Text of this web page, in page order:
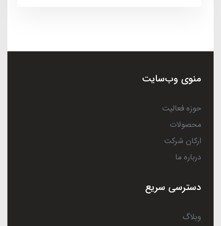
منوی وب‌سایت
حوزه فعالیت
محصولات
ارکان شرکت
درباره ما
دسترسی سریع
وبلاگ